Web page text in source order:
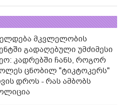
მკვლელობის
გადაღებული უმძიმესი
კადრებში ჩანს, როგორ
ცნობილ "ტიკტოკერს"
დროს - რას ამბობს